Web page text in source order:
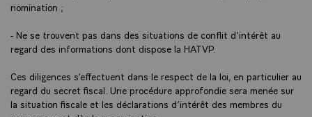
nomination ;
- Ne se trouvent pas dans des situations de conflit d’intérêt au
regard des informations dont dispose la HATVP.
Ces diligences s’effectuent dans le respect de la loi, en particulier au
regard du secret fiscal. Une procédure approfondie sera menée sur
la situation fiscale et les déclarations d’intérêt des membres du